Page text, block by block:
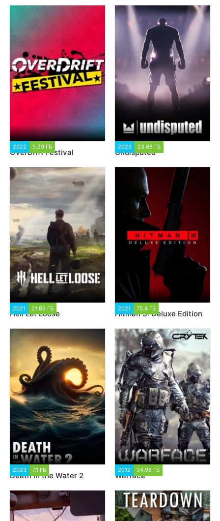
2022 5.29 ГБ
OverDrift Festival
2023 23.68 ГБ
Undisputed
2021 21.89 ГБ
Hell Let Loose
2021 75.4 ГБ
Hitman 3: Deluxe Edition
2023 7.1 ГБ
Death in the Water 2
2012 34.96 ГБ
Warface